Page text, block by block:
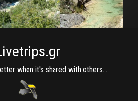
when it's shared with others...